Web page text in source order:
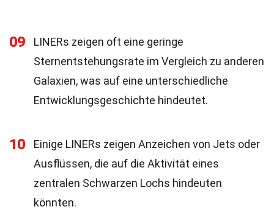
09
LINERs zeigen oft eine geringe
Sternentstehungsrate im Vergleich zu anderen
Galaxien, was auf eine unterschiedliche
Entwicklungsgeschichte hindeutet.
10
Einige LINERs zeigen Anzeichen von Jets oder
Ausflüssen, die auf die Aktivität eines
zentralen Schwarzen Lochs hindeuten
könnten.